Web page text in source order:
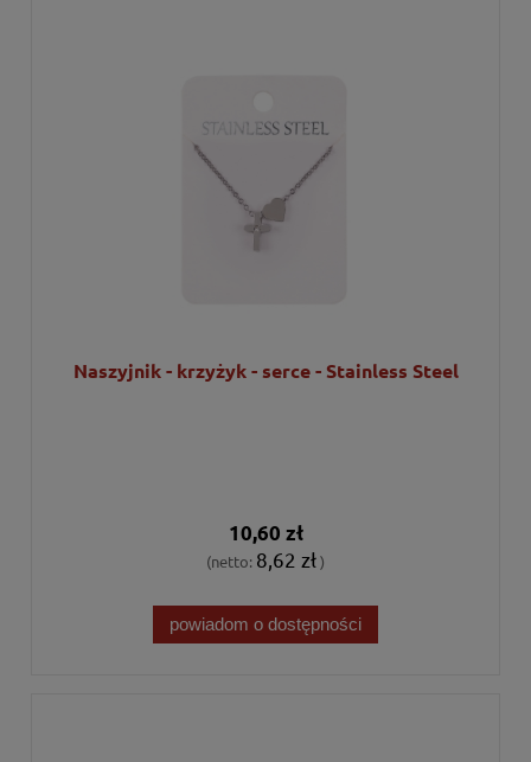
Naszyjnik - krzyżyk - serce - Stainless Steel
10,60 zł
(netto: 8,62 zł)
powiadom o dostępności